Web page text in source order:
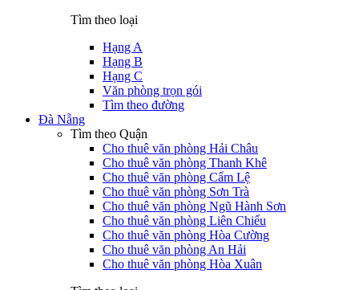
Tìm theo loại
Hạng A
Hạng B
Hạng C
Văn phòng trọn gói
Tìm theo đường
Đà Nẵng
Tìm theo Quận
Cho thuê văn phòng Hải Châu
Cho thuê văn phòng Thanh Khê
Cho thuê văn phòng Cẩm Lệ
Cho thuê văn phòng Sơn Trà
Cho thuê văn phòng Ngũ Hành Sơn
Cho thuê văn phòng Liên Chiểu
Cho thuê văn phòng Hòa Cường
Cho thuê văn phòng An Hải
Cho thuê văn phòng Hòa Xuân